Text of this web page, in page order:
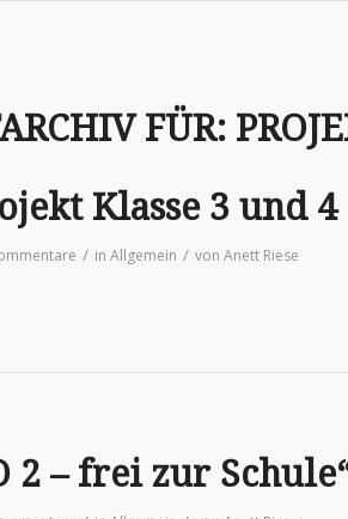
FÜR:
Klasse 3 und 4
/ in Allgemein / von Anett Riese
2 – frei zur